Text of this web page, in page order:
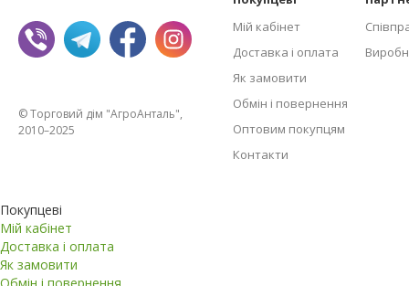
© Торговий дім "АгроАнталь",
2010–2025
Мій кабінет
Доставка і оплата
Як замовити
Обмін і повернення
Оптовим покупцям
Контакти
Покупцеві
Мій кабінет
Доставка і оплата
Як замовити